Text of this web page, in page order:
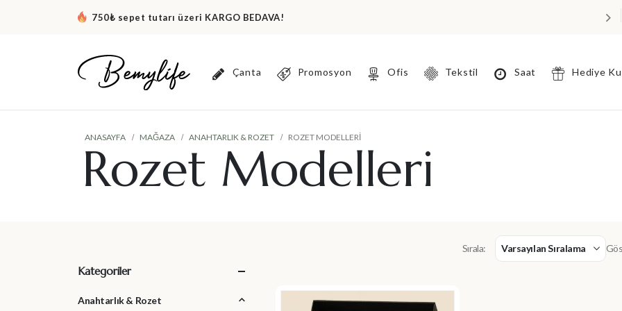
750₺ sepet tutarı üzeri KARGO BEDAVA!
Çanta Promosyon Ofis Tekstil Saat Hediye
ANASAYFA MAĞAZA ANAHTARLIK & ROZET ROZET MODELLERI
Rozet Modelleri
Sırala:
Kategoriler
Anahtarlık & Rozet